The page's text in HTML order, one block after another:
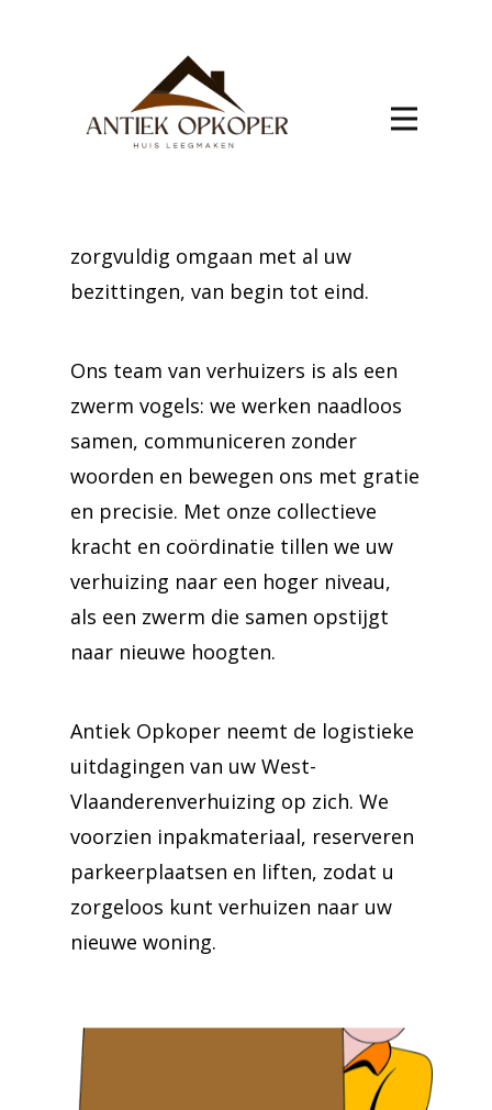
Vlaanderen
Maak uw verhuizing naar West-
Vlaanderen een plezierige ervaring
zorgvuldig omgaan met al uw
bezittingen, van begin tot eind.
Ons team van verhuizers is als een
zwerm vogels: we werken naadloos
samen, communiceren zonder
woorden en bewegen ons met gratie
en precisie. Met onze collectieve
kracht en coördinatie tillen we uw
verhuizing naar een hoger niveau,
als een zwerm die samen opstijgt
naar nieuwe hoogten.
Antiek Opkoper neemt de logistieke
uitdagingen van uw West-
Vlaanderenverhuizing op zich. We
voorzien inpakmateriaal, reserveren
parkeerplaatsen en liften, zodat u
zorgeloos kunt verhuizen naar uw
nieuwe woning.